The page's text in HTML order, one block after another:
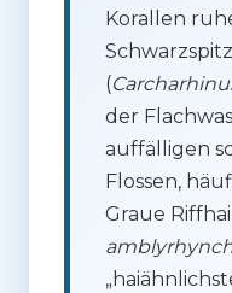
Korallen
(
der
auffälligen
Flossen,
Graue Riffhai